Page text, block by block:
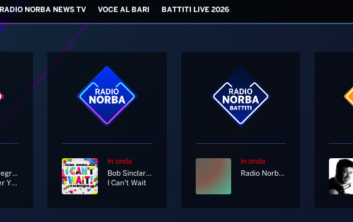
RADIO NORBA NEWS TV VOCE AL BARI BATTITI LIVE 2026
Gavin Degraw
Not Over You
In onda
Bob Sinclar, Kiesza
I Can't Wait
In onda
Radio Norba Battiti